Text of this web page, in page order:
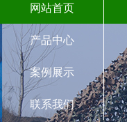
网站首页
产品中心
案例展示
联系我们